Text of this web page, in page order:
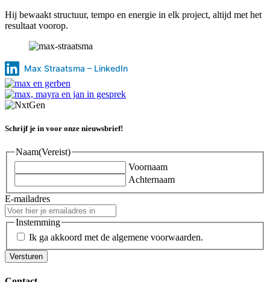
Hij bewaakt structuur, tempo en energie in elk project, altijd met het
resultaat voorop.
Max Straatsma – LinkedIn
Schrijf je in voor onze nieuwsbrief!
Naam(Vereist)
Voornaam
Achternaam
E-mailadres
Instemming
Ik ga akkoord met de algemene voorwaarden.